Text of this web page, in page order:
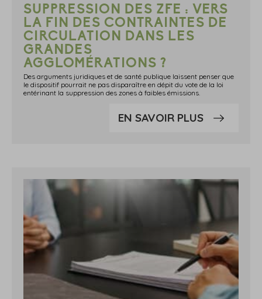
SUPPRESSION DES ZFE : VERS
LA FIN DES CONTRAINTES DE
CIRCULATION DANS LES
GRANDES
AGGLOMÉRATIONS ?
Des arguments juridiques et de santé publique laissent penser que
le dispositif pourrait ne pas disparaître en dépit du vote de la loi
entérinant la suppression des zones à faibles émissions.
EN SAVOIR PLUS